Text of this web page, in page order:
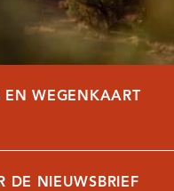
WEGENKAART
DE NIEUWSBRIEF